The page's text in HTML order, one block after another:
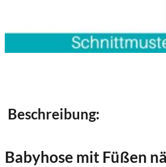
Beschreibung:
Babyhose mit Füßen